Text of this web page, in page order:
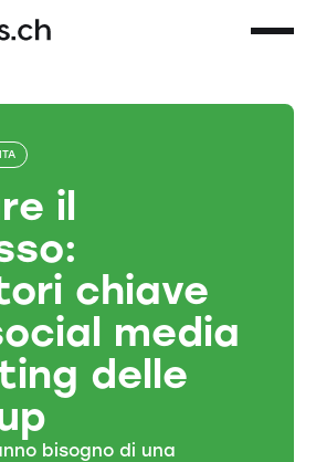
il
chiave
media
delle
bisogno di una